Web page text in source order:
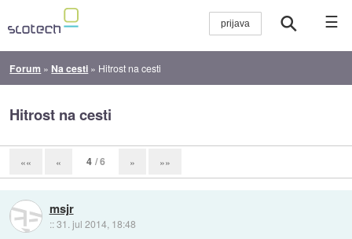
☰
Forum » Na cesti » Hitrost na cesti
Hitrost na cesti
«« « 4 / 6 » »»
msjr
::31. jul 2014, 18:48